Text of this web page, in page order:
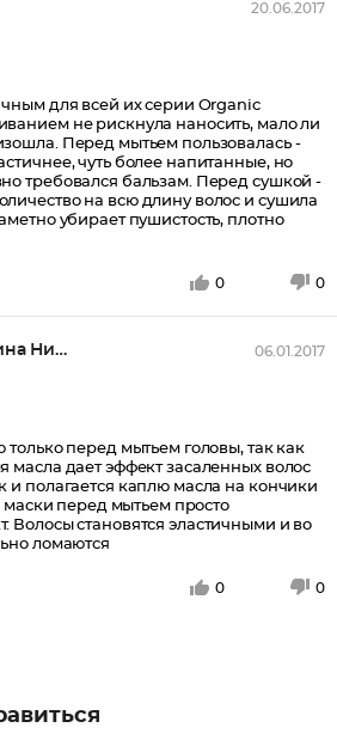
20.06.2017
для всей их серии Organic
не рискнула наносить, мало ли
Перед мытьем пользовалась -
чуть более напитанные, но
требовался бальзам. Перед сушкой -
на всю длину волос и сушила
убирает пушистость, плотно
0 0
Гриненко Галина Николаевна, Ар... 06.01.2017
только перед мытьем головы, так как
масла дает эффект засаленных волос
и полагается каплю масла на кончики
маски перед мытьем просто
Волосы становятся эластичными и во
ломаются
0 0